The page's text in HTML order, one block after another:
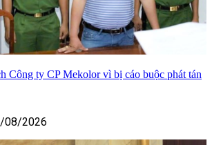
Công ty CP Mekolor vì bị cáo buộc phát tán
08/2026